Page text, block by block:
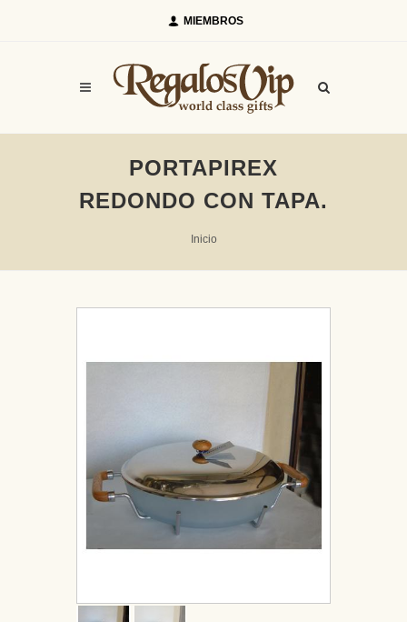
MIEMBROS
PORTAPIREX
REDONDO CON TAPA.
Inicio